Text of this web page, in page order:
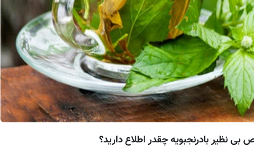
بی نظیر بادرنجبویه چقدر اطلاع دارید؟